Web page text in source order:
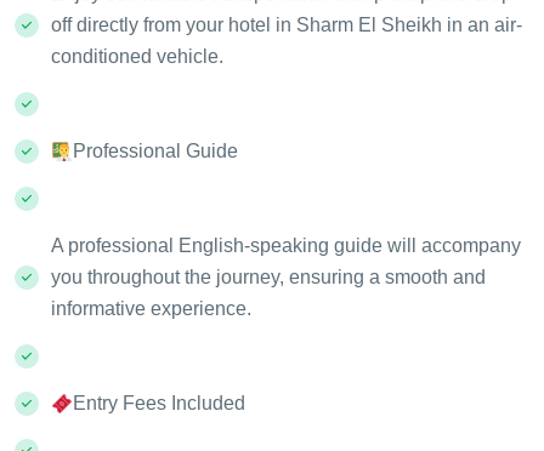
off directly from your hotel in Sharm El Sheikh in an air-
conditioned vehicle.
Professional Guide
A professional English-speaking guide will accompany
you throughout the journey, ensuring a smooth and
informative experience.
Entry Fees Included